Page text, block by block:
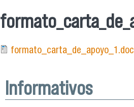
Informativos